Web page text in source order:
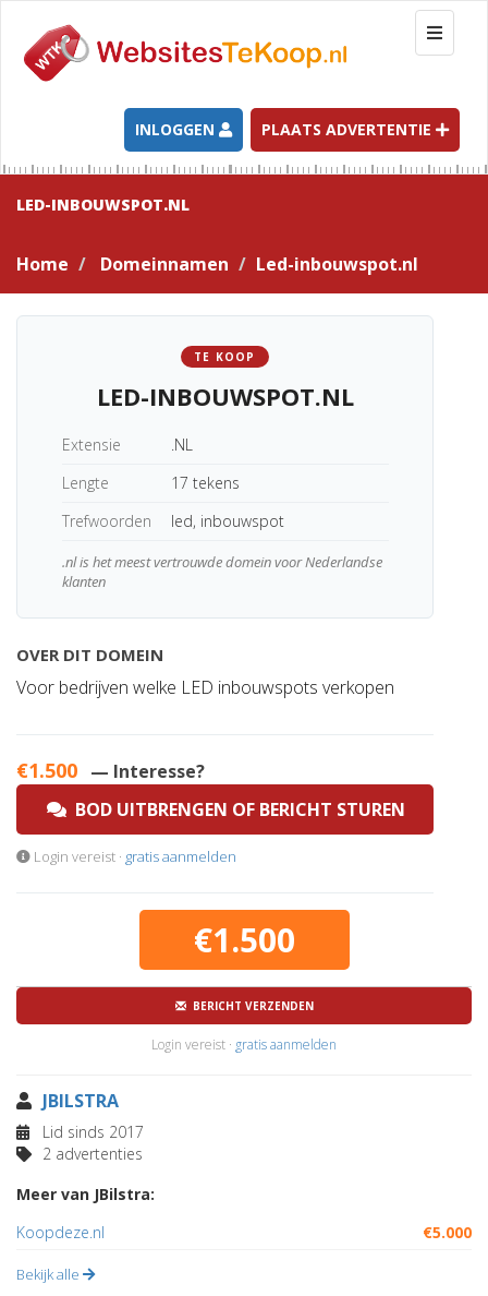
T
o
g
l
e
n
a
t
INLOGGEN PLAATS ADVERTENTIE
LED-INBOUWSPOT.NL
Home Domeinnamen Led-inbouwspot.nl
TE KOOP
LED-INBOUWSPOT.NL
Extensie
.NL
Lengte
17 tekens
Trefwoorden
led, inbouwspot
.nl is het meest vertrouwde domein voor Nederlandse
klanten
OVER DIT DOMEIN
Voor bedrijven welke LED inbouwspots verkopen
€1.500 — Interesse?
BOD UITBRENGEN OF BERICHT STUREN
Login vereist · gratis aanmelden
€1.500
BERICHT VERZENDEN
Login vereist · gratis aanmelden
JBILSTRA
Lid sinds 2017
2 advertenties
Meer van JBilstra:
Koopdeze.nl
€5.000
Bekijk alle